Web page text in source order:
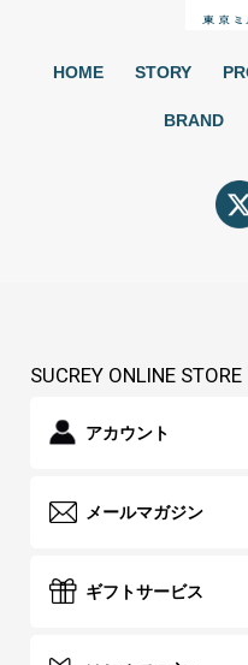
HOME STORY
BRAND
SUCREY ONLINE STORE
アカウント
メールマガジン
ギフトサービス